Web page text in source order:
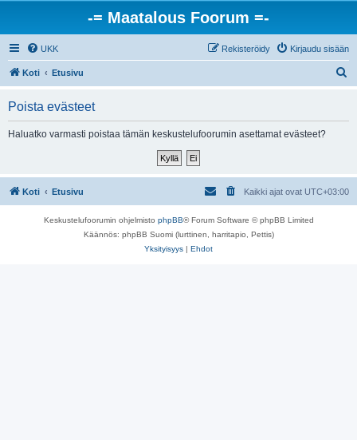
-= Maatalous Foorum =-
UKK Kirjaudu sisään
Rekisteröidy
Koti Etusivu
Poista evästeet
Haluatko varmasti poistaa tämän keskustelufoorumin asettamat evästeet?
Koti Etusivu Kaikki ajat ovat UTC+03:00
Keskustelufoorumin ohjelmisto phpBB® Forum Software © phpBB Limited
Käännös: phpBB Suomi (lurttinen, harritapio, Pettis)
Yksityisyys | Ehdot